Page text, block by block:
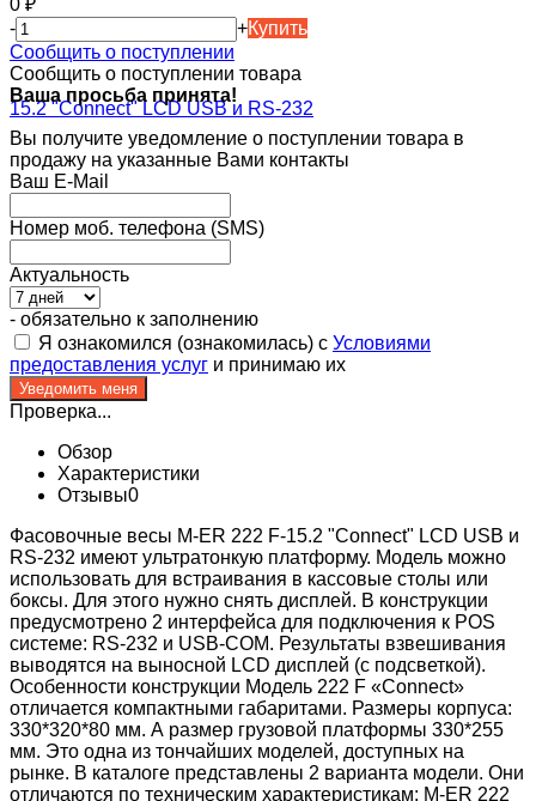
-
+Купить
Сообщить о поступлении
Сообщить о поступлении товара
Ваша просьба принята!
Вы получите уведомление о поступлении товара в
продажу на указанные Вами контакты
Ваш E-Mail
Номер моб. телефона (SMS)
Актуальность
- обязательно к заполнению
Я ознакомился (ознакомилась) с Условиями
предоставления услуг и принимаю их
Проверка...
Обзор
Характеристики
Отзывы0
Фасовочные весы M-ER 222 F-15.2 "Connect" LCD USB и
RS-232 имеют ультратонкую платформу. Модель можно
использовать для встраивания в кассовые столы или
боксы. Для этого нужно снять дисплей. В конструкции
предусмотрено 2 интерфейса для подключения к POS
системе: RS-232 и USB-COM. Результаты взвешивания
выводятся на выносной LCD дисплей (с подсветкой).
Особенности конструкции Модель 222 F «Connect»
отличается компактными габаритами. Размеры корпуса:
330*320*80 мм. А размер грузовой платформы 330*255
мм. Это одна из тончайших моделей, доступных на
рынке. В каталоге представлены 2 варианта модели. Они
отличаются по техническим характеристикам: M-ER 222